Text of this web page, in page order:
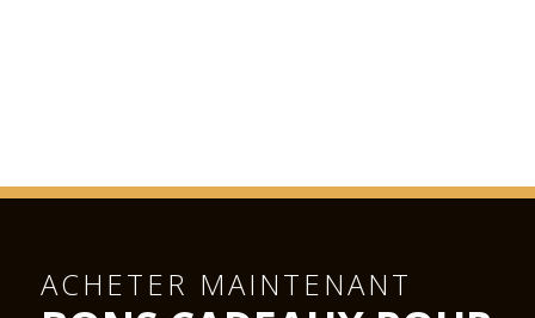
ACHETER MAINTENANT